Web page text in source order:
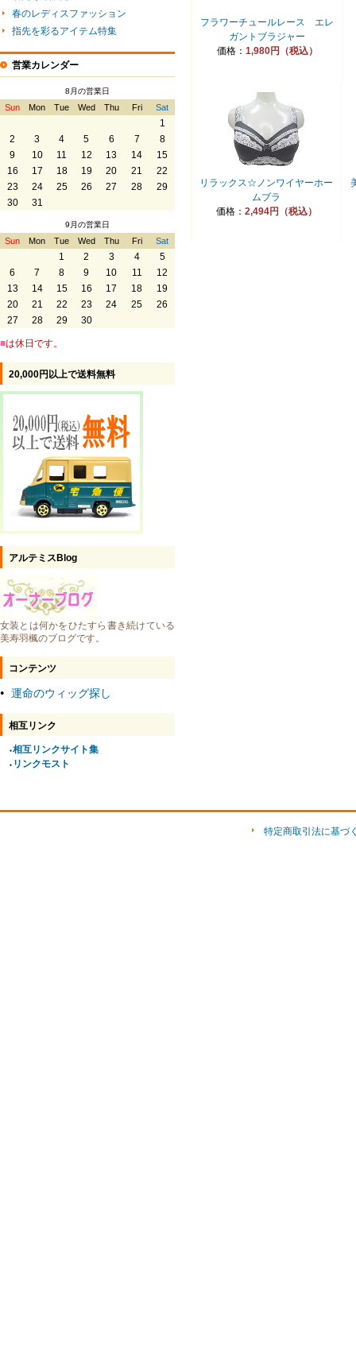
フラワーチュールレース エレ
ガントブラジャー
価格： 1,980円（税込）
リラックス☆ノンワイヤーホー
ムブラ
価格： 2,494円（税込）
春のレディスファッション
指先を彩るアイテム特集
営業カレンダー
8月の営業日
Sun Mon Tue Wed Thu Fri Sat
1
2
3 4 5 6 7
8
9
10 11 12 13 14
15
16
17 18 19 20 21
22
23
24 25 26 27 28
29
30
31
9月の営業日
Sun Mon Tue Wed Thu Fri Sat
1 2 3 4
5
6
7 8 9 10 11
12
13
14 15 16 17 18
19
20
21 22 23 24 25
26
27
28 29 30
■は休日です。
20,000円以上で送料無料
アルテミスBlog
女装とは何かをひたすら書き続けている
美寿羽楓のブログです。
コンテンツ
● 運命のウィッグ探し
相互リンク
●相互リンクサイト集
● リンクモスト
特定商取引法に基づ